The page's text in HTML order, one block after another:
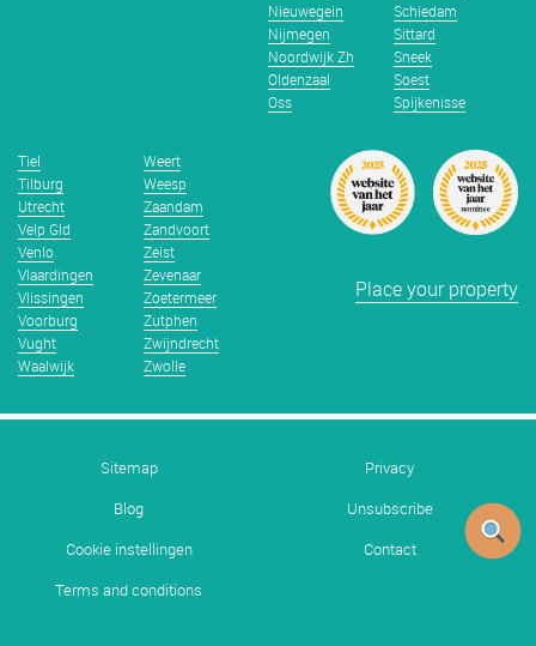
Nieuwegein
Nijmegen
Noordwijk Zh
Oldenzaal
Oss
Schiedam
Sittard
Sneek
Soest
Spijkenisse
Tiel
Tilburg
Utrecht
Velp Gld
Venlo
Vlaardingen
Vlissingen
Voorburg
Vught
Waalwijk
Weert
Weesp
Zaandam
Zandvoort
Zeist
Zevenaar
Zoetermeer
Zutphen
Zwijndrecht
Zwolle
Place your property
Sitemap
Privacy
Blog
Unsubscribe
Cookie instellingen
Contact
Terms and conditions